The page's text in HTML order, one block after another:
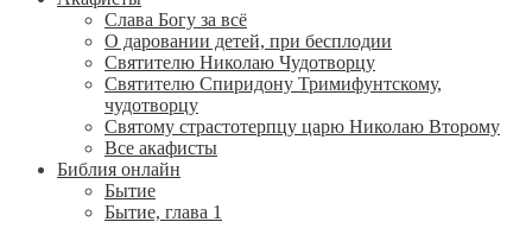
Слава Богу за всё
О даровании детей, при бесплодии
Святителю Николаю Чудотворцу
Святителю Спиридону Тримифунтскому,
чудотворцу
Святому страстотерпцу царю Николаю Второму
Все акафисты
Библия онлайн
Бытие
Бытие, глава 1